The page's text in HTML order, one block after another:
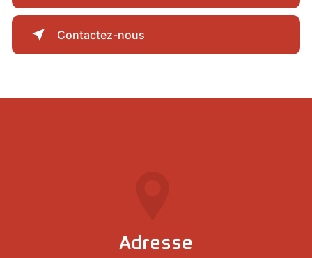
Contactez-nous
Adresse